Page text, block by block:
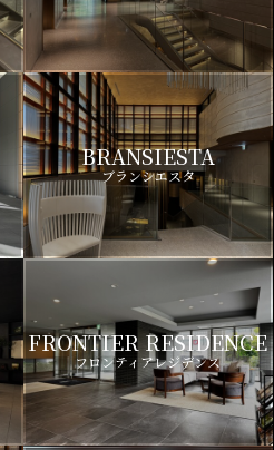
BRANSIESTA
ブランシエスタ
FRONTIER RESIDENCE
フロンティアレジデンス